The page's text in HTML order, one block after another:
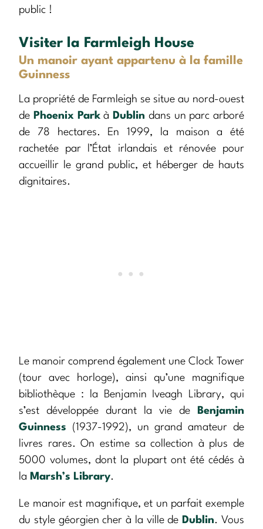
public !
Visiter la Farmleigh House
Un manoir ayant appartenu à la famille
Guinness
La propriété de Farmleigh se situe au nord-ouest
de Phoenix Parkà Dublin dans un parc arboré
de 78 hectares. En 1999, la maison a été
rachetée par l’État irlandais et rénovée pour
accueillir le grand public, et héberger de hauts
dignitaires.
Le manoir comprend également une Clock Tower
(tour avec horloge), ainsi qu’une magnifique
bibliothèque : la Benjamin Iveagh Library, qui
s’est développée durant la vie de
Benjamin
Guinness (1937-1992), un grand amateur de
livres rares. On estime sa collection à plus de
5000 volumes, dont la plupart ont été cédés à
la Marsh’s Library.
Le manoir est magnifique, et un parfait exemple
du style géorgien cher à la ville de Dublin. Vous